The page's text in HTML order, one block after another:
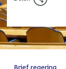
Brief regering